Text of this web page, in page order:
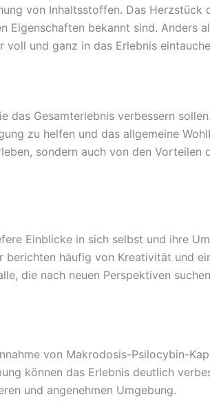
von Inhaltsstoffen. Das Herzstück
Eigenschaften bekannt sind. Anders
und ganz in das Erlebnis
das Gesamterlebnis verbessern
zu helfen und das allgemeine
sondern auch von den Vorteilen
Einblicke in sich selbst und ihre
berichten häufig von Kreativität und
die nach neuen Perspektiven
von Makrodosis-Psilocybin-
können das Erlebnis deutlich
und angenehmen Umgebung.